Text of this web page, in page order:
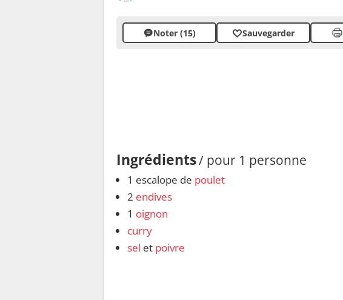
Noter (15) Sauvegarder
Ingrédients/ pour 1 personne
1 escalope de poulet
2 endives
1 oignon
curry
sel et poivre